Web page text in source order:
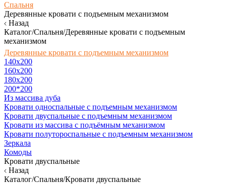
Спальня
Деревянные кровати с подъемным механизмом
Назад
Каталог/Спальня/Деревянные кровати с подъемным
механизмом
Деревянные кровати с подъемным механизмом
140x200
160х200
180х200
200*200
Из массива дуба
Кровати односпальные с подъемным механизмом
Кровати двуспальные с подъемным механизмом
Кровати из массива с подъёмным механизмом
Кровати полутороспальные с подъемным механизмом
Зеркала
Комоды
Кровати двуспальные
Назад
Каталог/Спальня/Кровати двуспальные